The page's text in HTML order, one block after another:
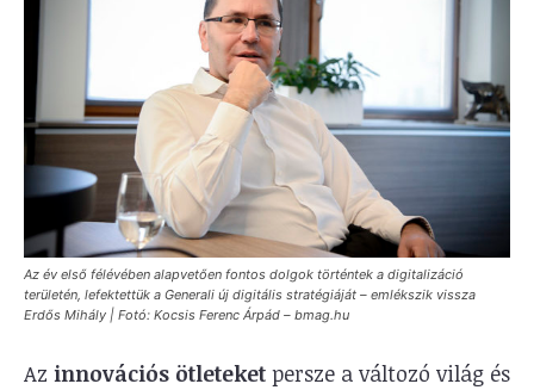
Az év első félévében alapvetően fontos dolgok történtek a digitalizáció
területén, lefektettük a Generali új digitális stratégiáját – emlékszik vissza
Erdős Mihály | Fotó: Kocsis Ferenc Árpád – bmag.hu
Az innovációs ötleteket persze a változó világ és